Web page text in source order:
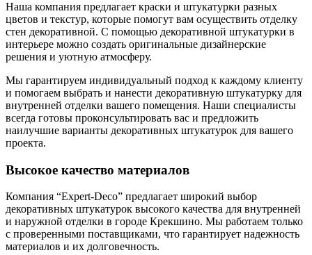
Наша компания предлагает краски и штукатурки разных
цветов и текстур, которые помогут вам осуществить отделку
стен декоративной. С помощью декоративной штукатурки в
интерьере можно создать оригинальные дизайнерские
решения и уютную атмосферу.
Мы гарантируем индивидуальный подход к каждому клиенту
и помогаем выбрать и нанести декоративную штукатурку для
внутренней отделки вашего помещения. Наши специалисты
всегда готовы проконсультировать вас и предложить
наилучшие варианты декоративных штукатурок для вашего
проекта.
Высокое качество материалов
Компания “Expert-Deco” предлагает широкий выбор
декоративных штукатурок высокого качества для внутренней
и наружной отделки в городе Крекшино. Мы работаем только
с проверенными поставщиками, что гарантирует надежность
материалов и их долговечность.